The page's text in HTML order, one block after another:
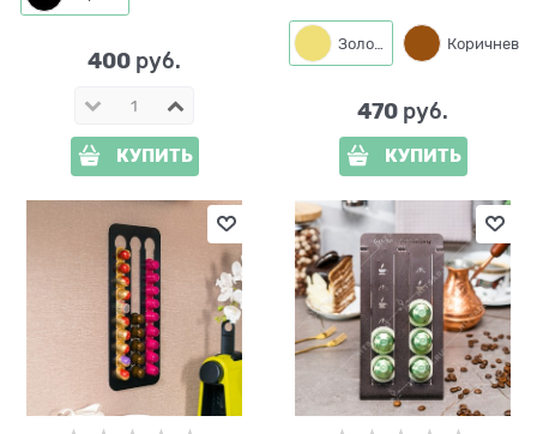
400 руб.
КУПИТЬ
470 руб.
КУПИТЬ